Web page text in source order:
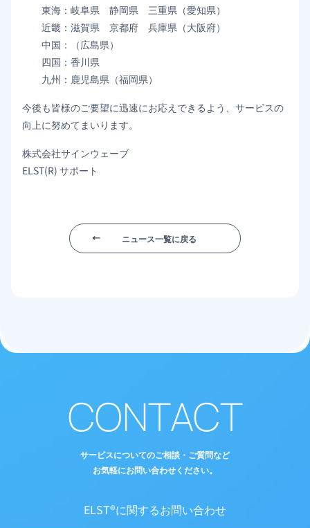
東海：岐阜県 静岡県 三重県（愛知県）
近畿：滋賀県 京都府 兵庫県（大阪府）
中国：（広島県）
四国：香川県
九州：鹿児島県（福岡県）
今後も皆様のご要望に迅速にお応えできるよう、サービスの
向上に努めてまいります。
株式会社サインウェーブ
ELST(R) サポート
ニュース一覧に戻る
CONTACT
サービスについてのご相談・ご質問など
お気軽にお問い合わせください。
ELST®に関するお問い合わせ